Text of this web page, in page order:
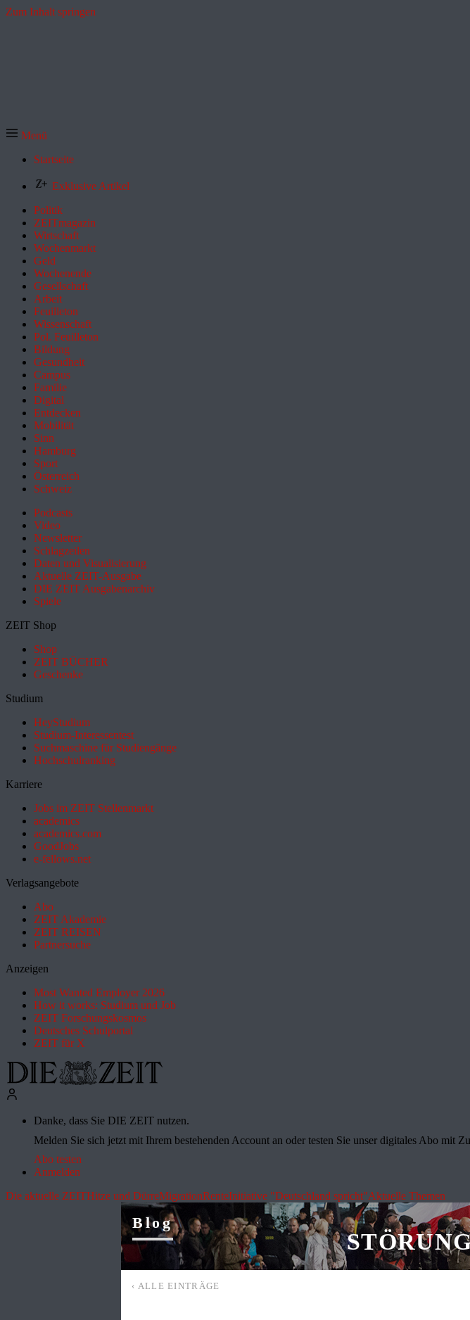
Zum Inhalt springen
Menü
Startseite
Exklusive Artikel
Politik
ZEITmagazin
Wirtschaft
Wochenmarkt
Geld
Wochenende
Gesellschaft
Arbeit
Feuilleton
Wissenschaft
Pol. Feuilleton
Bildung
Gesundheit
Campus
Familie
Digital
Entdecken
Mobilität
Sinn
Hamburg
Sport
Österreich
Schweiz
Podcasts
Video
Newsletter
Schlagzeilen
Daten und Visualisierung
Aktuelle ZEIT-Ausgabe
DIE ZEIT Ausgabenarchiv
Spiele
ZEIT Shop
Shop
ZEIT BÜCHER
Geschenke
Studium
HeyStudium
Studium-Interessentest
Suchmaschine für Studiengänge
Hochschulranking
Karriere
Jobs im ZEIT Stellenmarkt
academics
academics.com
GoodJobs
e-fellows.net
Verlagsangebote
Abo
ZEIT Akademie
ZEIT REISEN
Partnersuche
Anzeigen
Most Wanted Employer 2026
How it works: Studium und Job
ZEIT Forschungskosmos
Deutsches Schulportal
ZEIT für X
Danke, dass Sie DIE ZEIT nutzen.
Melden Sie sich jetzt mit Ihrem bestehenden Account an oder testen Sie unser digitales Abo mit
Abo testen
Anmelden
Die aktuelle ZEITHitze und DürreMigrationRenteInitiative "Deutschland spricht"Aktuelle Themen
Blog
‹ ALLE EINTRÄGE